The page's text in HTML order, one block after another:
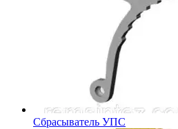
Сбрасыватель УПС